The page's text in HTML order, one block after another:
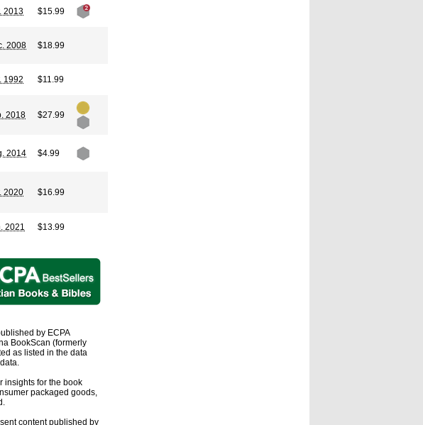
2013 $15.99
2008 $18.99
1992 $11.99
2018 $27.99
2014 $4.99
2020 $16.99
2021 $13.99
by ECPA
BookScan (formerly
as listed in the data
insights for the book
packaged goods,
content published by